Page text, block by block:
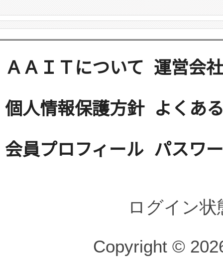
ＡＡＩＴについて 運営会社
個人情報保護方針 よくあ
会員プロフィール パスワ
ログイン
Copyright ©